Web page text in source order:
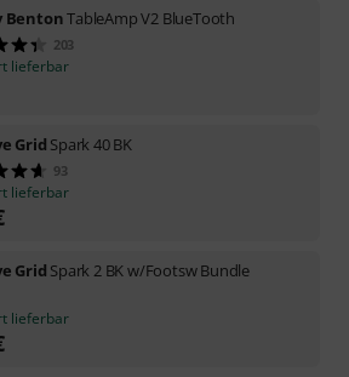
BentonTableAmp V2 BlueTooth
203
lieferbar
Grid Spark 40 BK
93
lieferbar
Grid Spark 2 BK w/Footsw Bundle
lieferbar